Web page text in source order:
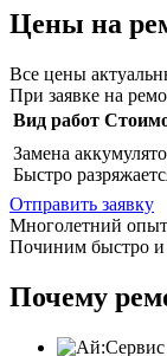
Цены на
Все цены
При заявке на
Вид работ
Замена
Быстро
Отправить заявку
Многолетний
Починим быстро и
Почему